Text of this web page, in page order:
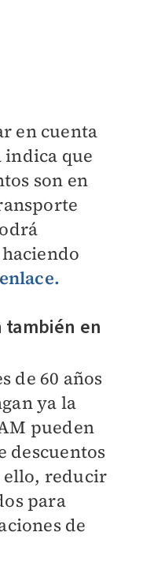
en cuenta
indica que
son en
también en
de 60 años
ya la
pueden
descuentos
ello, reducir
para
de